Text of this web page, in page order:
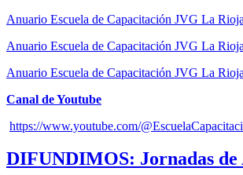
Anuario Escuela de Capacitación JVG La
Anuario Escuela de Capacitación JVG La
Anuario Escuela de Capacitación JVG La
Canal de Youtube
https://www.youtube.com/
DIFUNDIMOS: Jornadas de